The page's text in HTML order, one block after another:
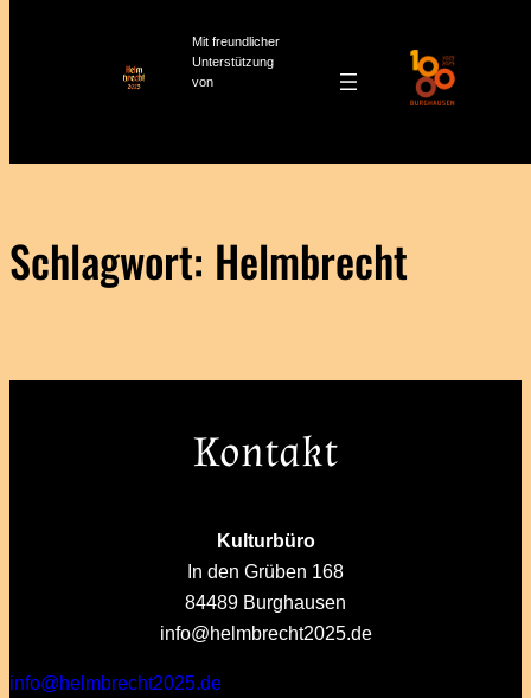
Mit freundlicher
Unterstützung
von
Schlagwort: Helmbrecht
Kontakt
Kulturbüro
In den Grüben 168
84489 Burghausen
info@helmbrecht2025.de
info@helmbrecht2025.de